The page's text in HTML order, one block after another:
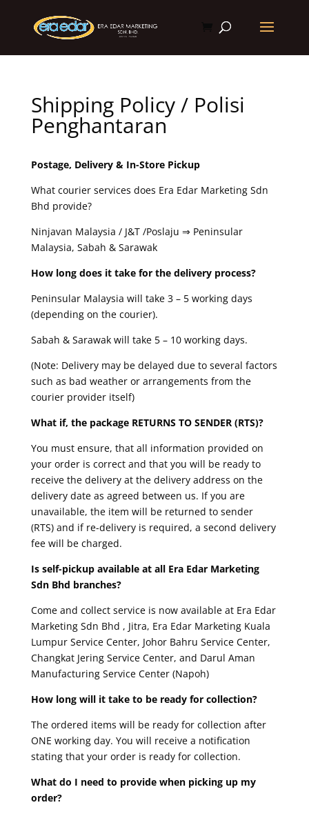
Shipping Policy / Polisi
Penghantaran
Postage, Delivery & In-Store Pickup
What courier services does Era Edar Marketing Sdn
Bhd provide?
Ninjavan Malaysia / J&T /Poslaju ⇒ Peninsular
Malaysia, Sabah & Sarawak
How long does it take for the delivery process?
Peninsular Malaysia will take 3 – 5 working days
(depending on the courier).
Sabah & Sarawak will take 5 – 10 working days.
(Note: Delivery may be delayed due to several factors
such as bad weather or arrangements from the
courier provider itself)
What if, the package RETURNS TO SENDER (RTS)?
You must ensure, that all information provided on
your order is correct and that you will be ready to
receive the delivery at the delivery address on the
delivery date as agreed between us. If you are
unavailable, the item will be returned to sender
(RTS) and if re-delivery is required, a second delivery
fee will be charged.
Is self-pickup available at all Era Edar Marketing
Sdn Bhd branches?
Come and collect service is now available at Era Edar
Marketing Sdn Bhd , Jitra, Era Edar Marketing Kuala
Lumpur Service Center, Johor Bahru Service Center,
Changkat Jering Service Center, and Darul Aman
Manufacturing Service Center (Napoh)
How long will it take to be ready for collection?
The ordered items will be ready for collection after
ONE working day. You will receive a notification
stating that your order is ready for collection.
What do I need to provide when picking up my
order?